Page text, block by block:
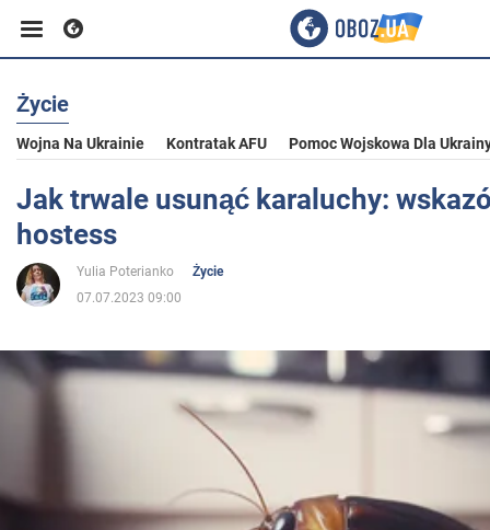
Biznes
Sport
Rozrywka
Życie
Wojna Na Ukrainie Kontratak AFU Pomoc Wojskowa Dla
Jak trwale usunąć karaluchy:
hostess
Yulia Poterianko
Życie
07.07.2023 09:00